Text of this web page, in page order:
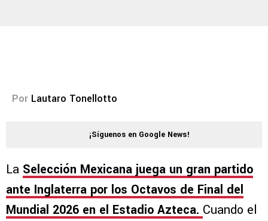
Por Lautaro Tonellotto
¡Síguenos en Google News!
La Selección Mexicana juega un gran partido
ante Inglaterra por los Octavos de Final del
Mundial 2026 en el Estadio Azteca. Cuando el